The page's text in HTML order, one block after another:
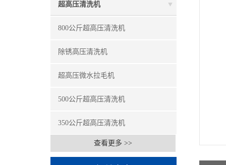
超高压清洗机
800公斤超高压清洗机
除锈高压清洗机
超高压微水拉毛机
500公斤超高压清洗机
350公斤超高压清洗机
查看更多 >>